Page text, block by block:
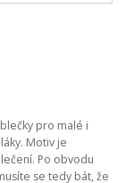
pro malé i
Motiv je
Po obvodu
se tedy bát, že